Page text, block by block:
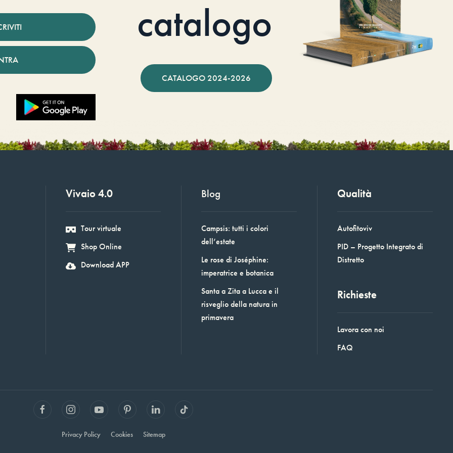
catalogo
CATALOGO 2024-2026
Vivaio 4.0
Tour virtuale
Shop Online
Download APP
Blog
Campsis: tutti i colori
dell’estate
Le rose di Joséphine:
imperatrice e botanica
Santa a Zita a Lucca e il
risveglio della natura in
primavera
Qualità
Autofitoviv
PID – Progetto Integrato di
Distretto
Richieste
Lavora con noi
FAQ
Privacy Policy Cookies Sitemap